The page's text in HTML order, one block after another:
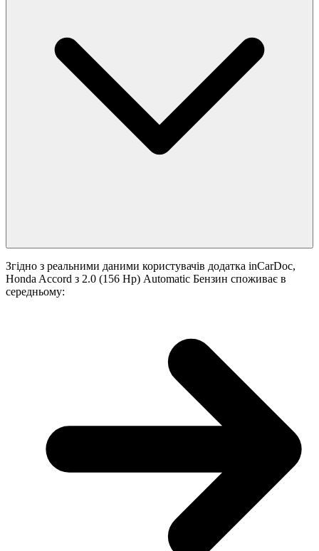
Згідно з реальними даними користувачів додатка inCarDoc,
Honda Accord з 2.0 (156 Hp) Automatic Бензин споживає в
середньому: